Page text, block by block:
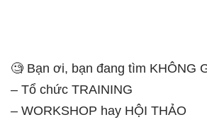
🧐 Bạn ơi, bạn đang tìm KHÔNG
– Tổ chức TRAINING
– WORKSHOP hay HỘI THẢO